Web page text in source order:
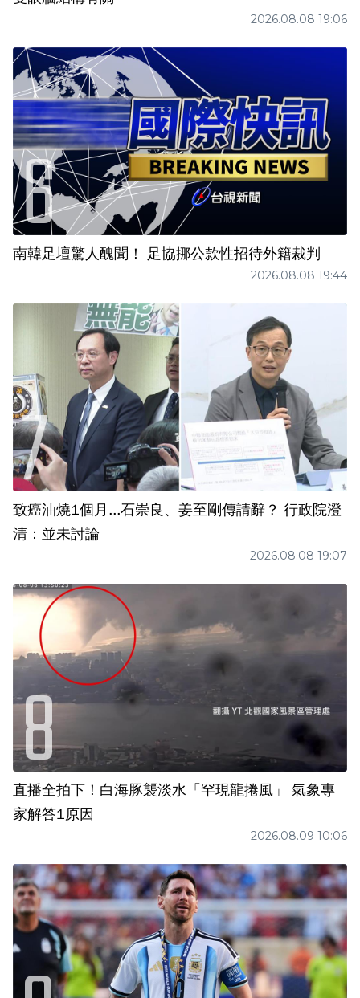
2026.08.08 19:06
南韓足壇驚人醜聞！ 足協挪公款性招待外籍裁判
2026.08.08 19:44
致癌油燒1個月...石崇良、姜至剛傳請辭？ 行政院澄
清：並未討論
2026.08.08 19:07
直播全拍下！白海豚襲淡水「罕現龍捲風」 氣象專
家解答1原因
2026.08.09 10:06